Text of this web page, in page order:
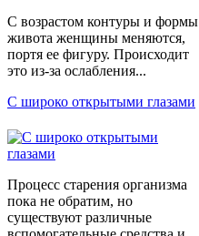
С возрастом контуры и формы
живота женщины меняются,
портя ее фигуру. Происходит
это из-за ослабления...
С широко открытыми глазами
Процесс старения организма
пока не обратим, но
существуют различные